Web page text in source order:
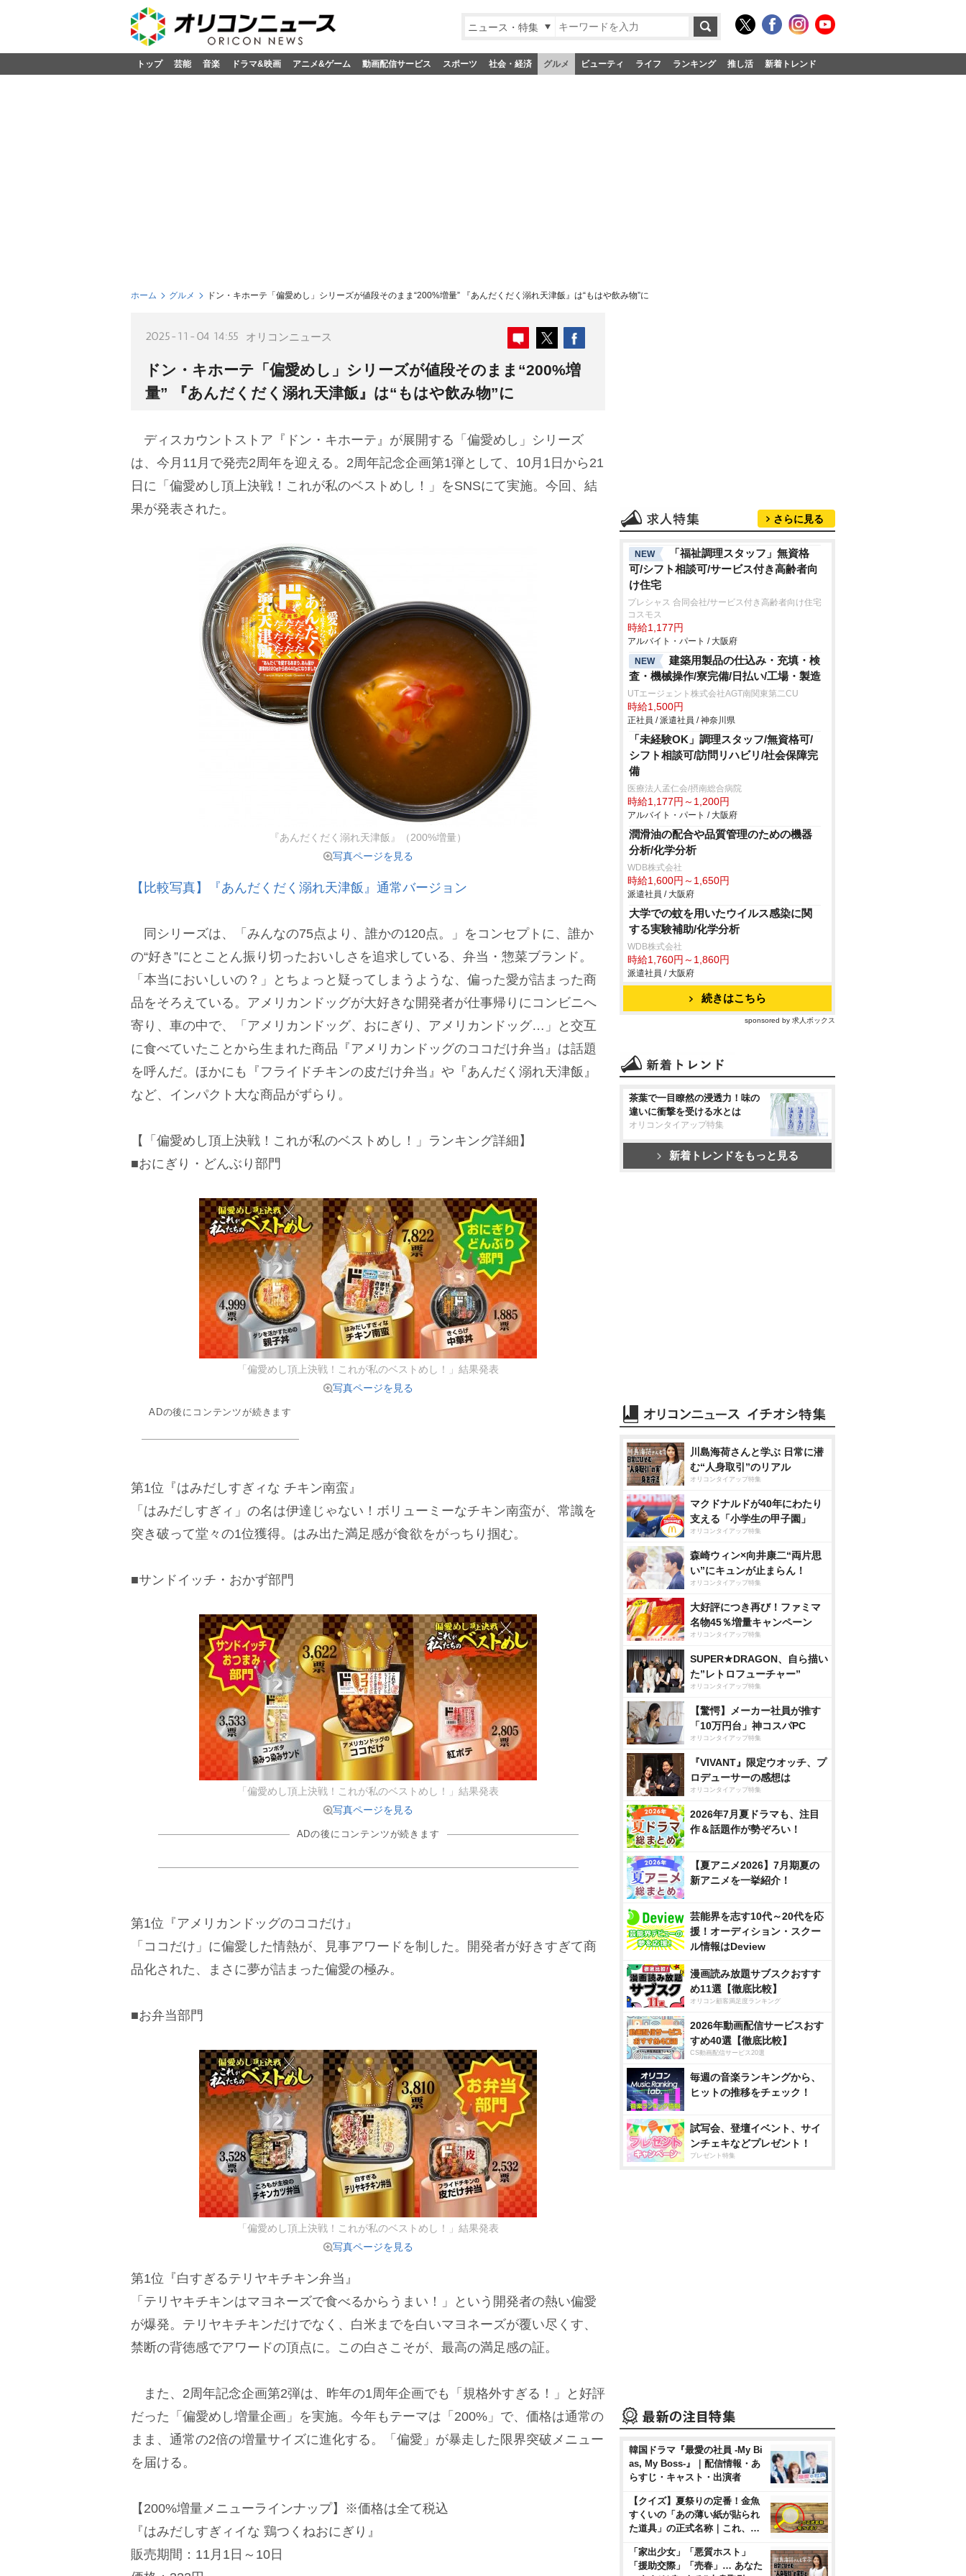
ニュース・特集
トップ 芸能 音楽 ドラマ&映画 アニメ&ゲーム 動画配信サービス スポーツ 社会・経済 グルメ ビューティ ライフ ランキング 推し活 新着トレンド
ホーム グルメ ドン・キホーテ「偏愛めし」シリーズが値段そのまま“200%増量” 『あんだくだく溺れ天津飯』は“もはや飲み物”に
2025-11-04 14:55 オリコンニュース
ドン・キホーテ「偏愛めし」シリーズが値段そのまま“200%増
量” 『あんだくだく溺れ天津飯』は“もはや飲み物”に
ディスカウントストア『ドン・キホーテ』が展開する「偏愛めし」シリーズ
は、今月11月で発売2周年を迎える。2周年記念企画第1弾として、10月1日から21
日に「偏愛めし頂上決戦！これが私のベストめし！」をSNSにて実施。今回、結
果が発表された。
『あんだくだく溺れ天津飯』（200%増量）
写真ページを見る
【比較写真】『あんだくだく溺れ天津飯』通常バージョン
同シリーズは、「みんなの75点より、誰かの120点。」をコンセプトに、誰か
の“好き”にとことん振り切ったおいしさを追求している、弁当・惣菜ブランド。
「本当においしいの？」とちょっと疑ってしまうような、偏った愛が詰まった商
品をそろえている。アメリカンドッグが大好きな開発者が仕事帰りにコンビニへ
寄り、車の中で、「アメリカンドッグ、おにぎり、アメリカンドッグ…」と交互
に食べていたことから生まれた商品『アメリカンドッグのココだけ弁当』は話題
を呼んだ。ほかにも『フライドチキンの皮だけ弁当』や『あんだく溺れ天津飯』
など、インパクト大な商品がずらり。
【「偏愛めし頂上決戦！これが私のベストめし！」ランキング詳細】
■おにぎり・どんぶり部門
「偏愛めし頂上決戦！これが私のベストめし！」結果発表
写真ページを見る
ADの後にコンテンツが続きます
第1位『はみだしすぎィな チキン南蛮』
「はみだしすぎィ」の名は伊達じゃない！ボリューミーなチキン南蛮が、常識を
突き破って堂々の1位獲得。はみ出た満足感が食欲をがっちり掴む。
■サンドイッチ・おかず部門
「偏愛めし頂上決戦！これが私のベストめし！」結果発表
写真ページを見る
ADの後にコンテンツが続きます
第1位『アメリカンドッグのココだけ』
「ココだけ」に偏愛した情熱が、見事アワードを制した。開発者が好きすぎて商
品化された、まさに夢が詰まった偏愛の極み。
■お弁当部門
「偏愛めし頂上決戦！これが私のベストめし！」結果発表
写真ページを見る
第1位『白すぎるテリヤキチキン弁当』
「テリヤキチキンはマヨネーズで食べるからうまい！」という開発者の熱い偏愛
が爆発。テリヤキチキンだけでなく、白米までを白いマヨネーズが覆い尽くす、
禁断の背徳感でアワードの頂点に。この白さこそが、最高の満足感の証。
また、2周年記念企画第2弾は、昨年の1周年企画でも「規格外すぎる！」と好評
だった「偏愛めし増量企画」を実施。今年もテーマは「200%」で、価格は通常の
まま、通常の2倍の増量サイズに進化する。「偏愛」が暴走した限界突破メニュー
を届ける。
【200%増量メニューラインナップ】※価格は全て税込
『はみだしすぎィイな 鶏つくねおにぎり』
販売期間：11月1日～10日
さらに見る
NEW
「福祉調理スタッフ」無資格
可/シフト相談可/サービス付き高齢者向
け住宅
プレシャス 合同会社/サービス付き高齢者向け住宅
コスモス
時給1,177円
アルバイト・パート / 大阪府
NEW
建築用製品の仕込み・充填・検
査・機械操作/寮完備/日払い/工場・製造
UTエージェント株式会社AGT南関東第二CU
時給1,500円
正社員 / 派遣社員 / 神奈川県
「未経験OK」調理スタッフ/無資格可/
シフト相談可/訪問リハビリ/社会保障完
備
医療法人孟仁会/摂南総合病院
時給1,177円～1,200円
アルバイト・パート / 大阪府
潤滑油の配合や品質管理のための機器
分析/化学分析
WDB株式会社
時給1,600円～1,650円
派遣社員 / 大阪府
大学での蚊を用いたウイルス感染に関
する実験補助/化学分析
WDB株式会社
時給1,760円～1,860円
派遣社員 / 大阪府
続きはこちら
sponsored by 求人ボックス
茶葉で一目瞭然の浸透力！味の
違いに衝撃を受ける水とは
オリコンタイアップ特集
新着トレンドをもっと見る
川島海荷さんと学ぶ 日常に潜
む“人身取引”のリアル
オリコンタイアップ特集
マクドナルドが40年にわたり
支える「小学生の甲子園」
オリコンタイアップ特集
森崎ウィン×向井康二“両片思
い”にキュンが止まらん！
オリコンタイアップ特集
大好評につき再び！ファミマ
名物45％増量キャンペーン
オリコンタイアップ特集
SUPER★DRAGON、自ら描い
た”レトロフューチャー”
オリコンタイアップ特集
【驚愕】メーカー社員が推す
「10万円台」神コスパPC
オリコンタイアップ特集
『VIVANT』限定ウオッチ、プ
ロデューサーの感想は
オリコンタイアップ特集
2026年7月夏ドラマも、注目
作＆話題作が勢ぞろい！
【夏アニメ2026】7月期夏の
新アニメを一挙紹介！
芸能界を志す10代～20代を応
援！オーディション・スクー
ル情報はDeview
漫画読み放題サブスクおすす
め11選【徹底比較】
オリコン顧客満足度ランキング
2026年動画配信サービスおす
すめ40選【徹底比較】
CS動画配信サービス20選
毎週の音楽ランキングから、
ヒットの推移をチェック！
試写会、登壇イベント、サイ
ンチェキなどプレゼント！
プレゼント特集
韓国ドラマ『最愛の社員 -My Bi
as, My Boss-』｜配信情報・あ
らすじ・キャスト・出演者
【クイズ】夏祭りの定番！金魚
すくいの「あの薄い紙が貼られ
た道具」の正式名称｜これ、…
「家出少女」「悪質ホスト」
「援助交際」「売春」… あなた